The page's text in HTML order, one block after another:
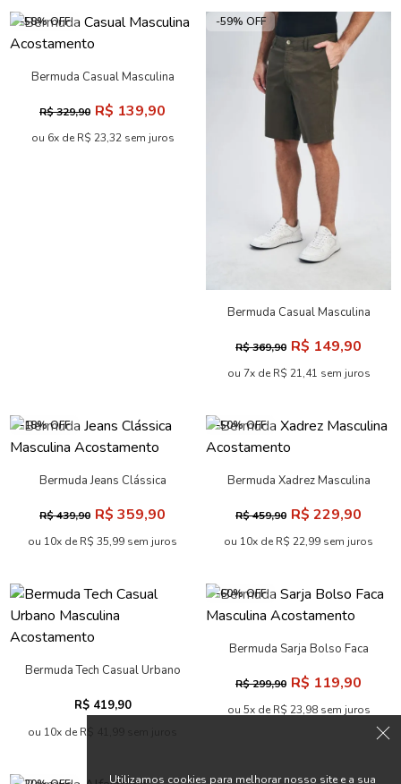
-58% OFF
Bermuda Casual Masculina
R$ 329,90 R$ 139,90
ou 6x de R$ 23,32 sem juros
-59% OFF
Bermuda Casual Masculina
R$ 369,90 R$ 149,90
ou 7x de R$ 21,41 sem juros
-18% OFF
Bermuda Jeans Clássica
R$ 439,90 R$ 359,90
ou 10x de R$ 35,99 sem juros
-50% OFF
Bermuda Xadrez Masculina
R$ 459,90 R$ 229,90
ou 10x de R$ 22,99 sem juros
Bermuda Tech Casual Urbano
R$ 419,90
ou 10x de R$ 41,99 sem juros
-60% OFF
Bermuda Sarja Bolso Faca
R$ 299,90 R$ 119,90
ou 5x de R$ 23,98 sem juros
Utilizamos cookies para melhorar nosso site e a sua